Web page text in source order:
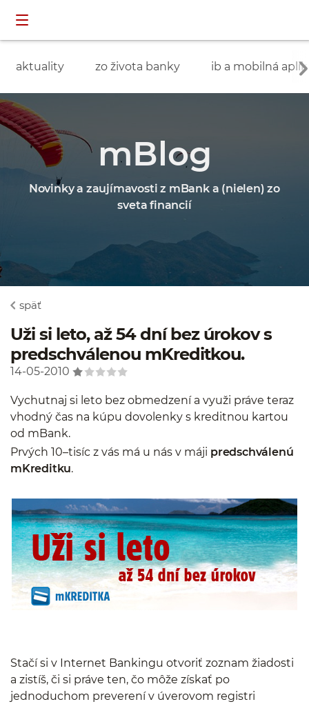
aktuality zo života banky ib a mobilná
mBlog
Novinky a zaujímavosti z mBank a (nielen) zo
sveta financií
späť
Uži si leto, až 54 dní bez úrokov s
predschválenou mKreditkou.
14-05-2010
Vychutnaj si leto bez obmedzení a využi práve teraz
vhodný čas na kúpu dovolenky s kreditnou kartou
od mBank.
Prvých 10–tisíc z vás má u nás v máji predschválenú
mKreditku.
Stačí si v Internet Bankingu otvoriť zoznam žiadosti
a zistíš, či si práve ten, čo môže získať po
jednoduchom preverení v úverovom registri